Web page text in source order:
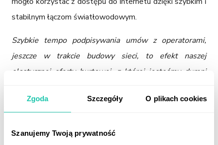
Zgoda Szczegóły O plikach cookies
Szanujemy Twoją prywatność
stabilnym łączom światłowodowym.
Szybkie tempo podpisywania umów z operatorami,
jeszcze w trakcie budowy sieci, to efekt naszej
elastycznej oferty hurtowej, z której jesteśmy dumni
uzyskaliśmy akceptację Regulatora dla naszej Oferty
szkołach – mówi Paweł Biarda, członek Zarządu NEXERY